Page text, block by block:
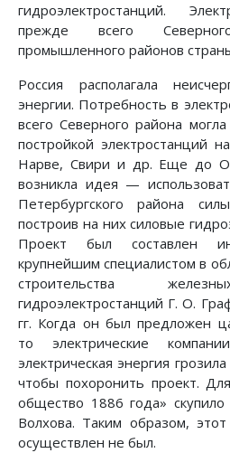
гидроэлектростанций.
прежде всего
промышленного районов
Россия располагала
энергии. Потребность в
всего Северного района
постройкой электростанций
Нарве, Свири и др. Еще до
возникла идея —
Петербургского района
построив на них силовые
Проект был составлен
крупнейшим специалистом в
строительства
гидроэлектростанций Г. О.
гг. Когда он был предложен
то электрические
электрическая энергия
чтобы похоронить проект.
общество 1886 года»
Волхова. Таким образом,
осуществлен не был.